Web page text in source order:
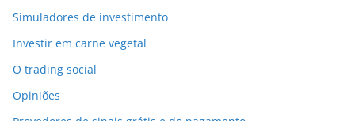
Simuladores de investimento
Investir em carne vegetal
O trading social
Opiniões